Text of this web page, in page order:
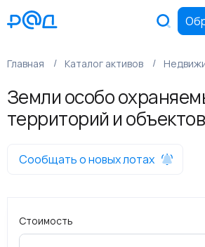
Главная Каталог активов
Земли особо
территорий и объектов
Сообщать о новых лотах
Стоимость